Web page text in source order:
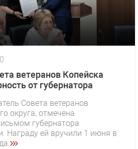
ветеранов Копейска
от губернатора
Совета ветеранов
округа, отмечена
губернатора
Награду ей вручили 1 июня в